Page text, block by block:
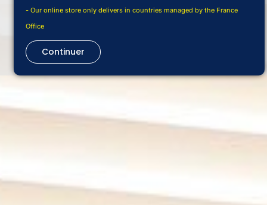
- Our online store only delivers in countries managed by the France
Office
Continuer